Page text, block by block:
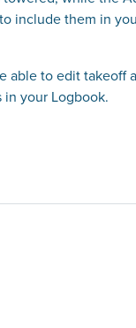
include them in
able to edit takeoff
your Logbook.